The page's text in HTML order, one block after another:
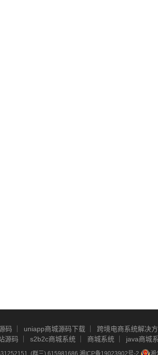
码 uniapp商城源码下载 跨境电商系统解决
源码 s2b2c商城系统 商城系统 java商城
(群三) 615981686 湘ICP备19023902号-2 湘